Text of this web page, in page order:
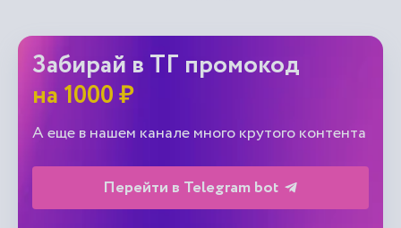
Забирай в ТГ промокод
на 1000 ₽
А еще в нашем канале много крутого контента
Перейти в Telegram bot